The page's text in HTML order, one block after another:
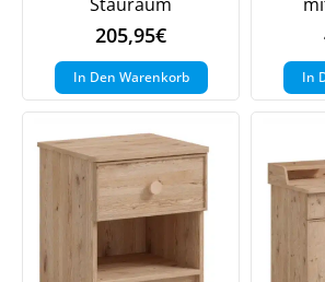
205,95€
In Den Warenkorb In
Jetzt 5%
auf Ihre erste Bestellung